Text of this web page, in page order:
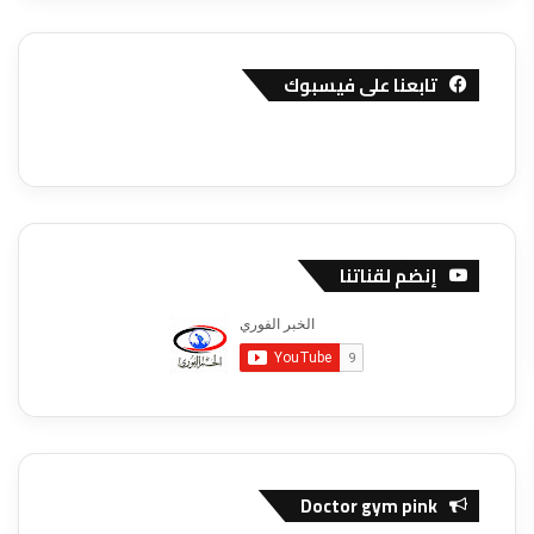
تابعنا على فيسبوك
إنضم لقناتنا
Doctor gym pink